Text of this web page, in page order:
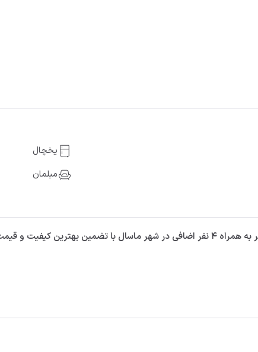
یخچال
مبلمان